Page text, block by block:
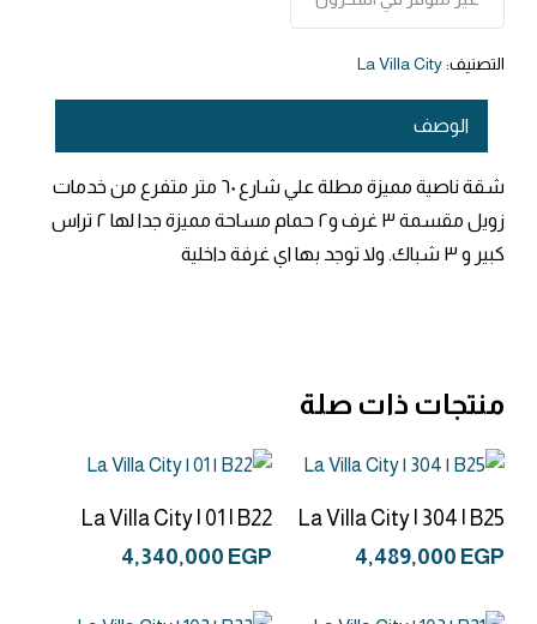
التصنيف:La Villa City
الوصف
شقة ناصية مميزة مطلة علي شارع ٦٠ متر متفرع من خدمات
زويل مقسمة ٣ غرف و٢ حمام مساحة مميزة جدا لها ٢ تراس
كبير و ٣ شباك. ولا توجد بها اي غرفة داخلية
منتجات ذات صلة
إضافة إلى السلة
La Villa City | 304 | B25
4,489,000 EGP
إضافة إلى السلة
La Villa City | 01 | B22
4,340,000 EGP